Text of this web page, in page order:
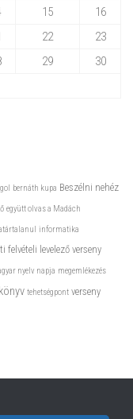
15
16
22
23
29
30
bernáth kupa Beszélni nehéz
együtt olvas a Madách
informatika
felvételi levelező verseny
nyelv napja megemlékezés
tehetségpont verseny